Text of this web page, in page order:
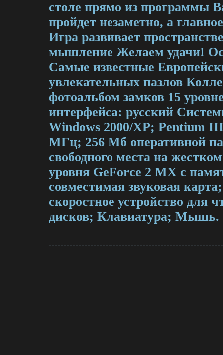
столе прямо из программы
пройдет незаметно, а
Игра развивает
мышление Желаем удачи!
Самые известные
увлекательных пазлов
фотоальбом замков 15
интерфейса: русский
Windows 2000/XP; Pentium
МГц; 256 Мб оперативной
свободного места на
уровня GeForce 2 MX с
совместимая звуковая
скоростное устройство для
дисков; Клавиатура; Мышь.